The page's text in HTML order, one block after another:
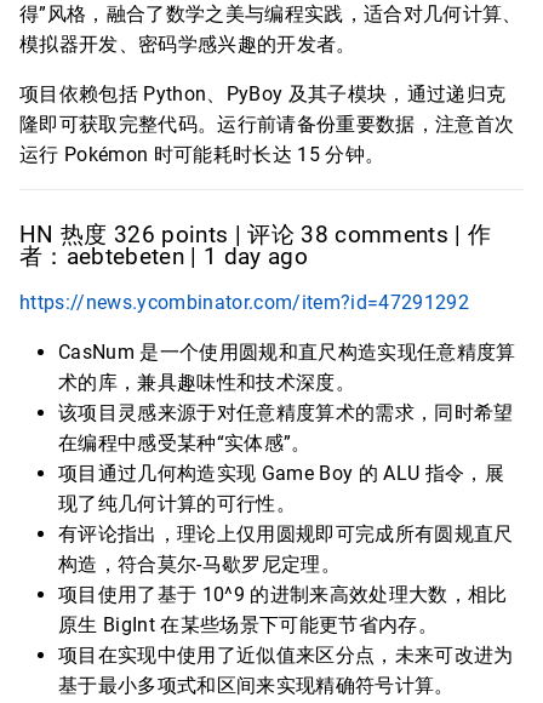
得”风格，融合了数学之美与编程实践，适合对几何计算、
模拟器开发、密码学感兴趣的开发者。
项目依赖包括 Python、PyBoy 及其子模块，通过递归克
隆即可获取完整代码。运行前请备份重要数据，注意首次
运行 Pokémon 时可能耗时长达 15 分钟。
HN 热度 326 points | 评论 38 comments | 作
者：aebtebeten | 1 day ago
https://news.ycombinator.com/item?id=47291292
CasNum 是一个使用圆规和直尺构造实现任意精度算
术的库，兼具趣味性和技术深度。
该项目灵感来源于对任意精度算术的需求，同时希望
在编程中感受某种“实体感”。
项目通过几何构造实现 Game Boy 的 ALU 指令，展
现了纯几何计算的可行性。
有评论指出，理论上仅用圆规即可完成所有圆规直尺
构造，符合莫尔-马歇罗尼定理。
项目使用了基于 10^9 的进制来高效处理大数，相比
原生 BigInt 在某些场景下可能更节省内存。
项目在实现中使用了近似值来区分点，未来可改进为
基于最小多项式和区间来实现精确符号计算。